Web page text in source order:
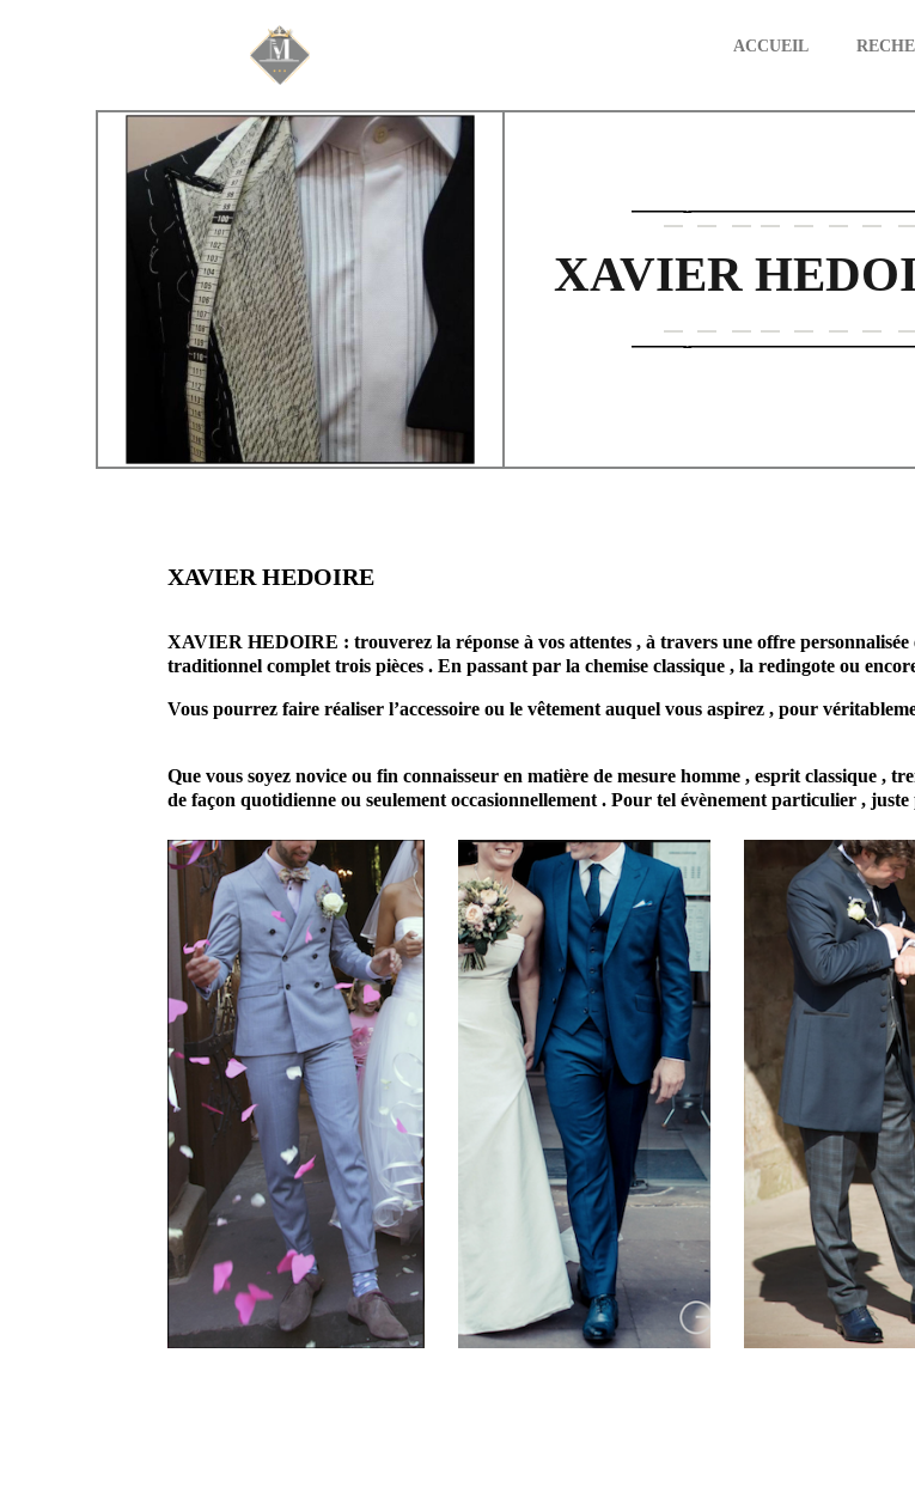
Mariage & Savoir faire
ACCUEIL
XAVIER
XAVIER HEDOIRE
XAVIER HEDOIRE : trouverez la réponse à vos attentes , à travers une offre personnalisée
traditionnel complet trois pièces . En passant par la chemise classique , la redingote ou
Vous pourrez faire réaliser l’accessoire ou le vêtement auquel vous aspirez , pour
Que vous soyez novice ou fin connaisseur en matière de mesure homme , esprit classique ,
de façon quotidienne ou seulement occasionnellement . Pour tel évènement particulier ,